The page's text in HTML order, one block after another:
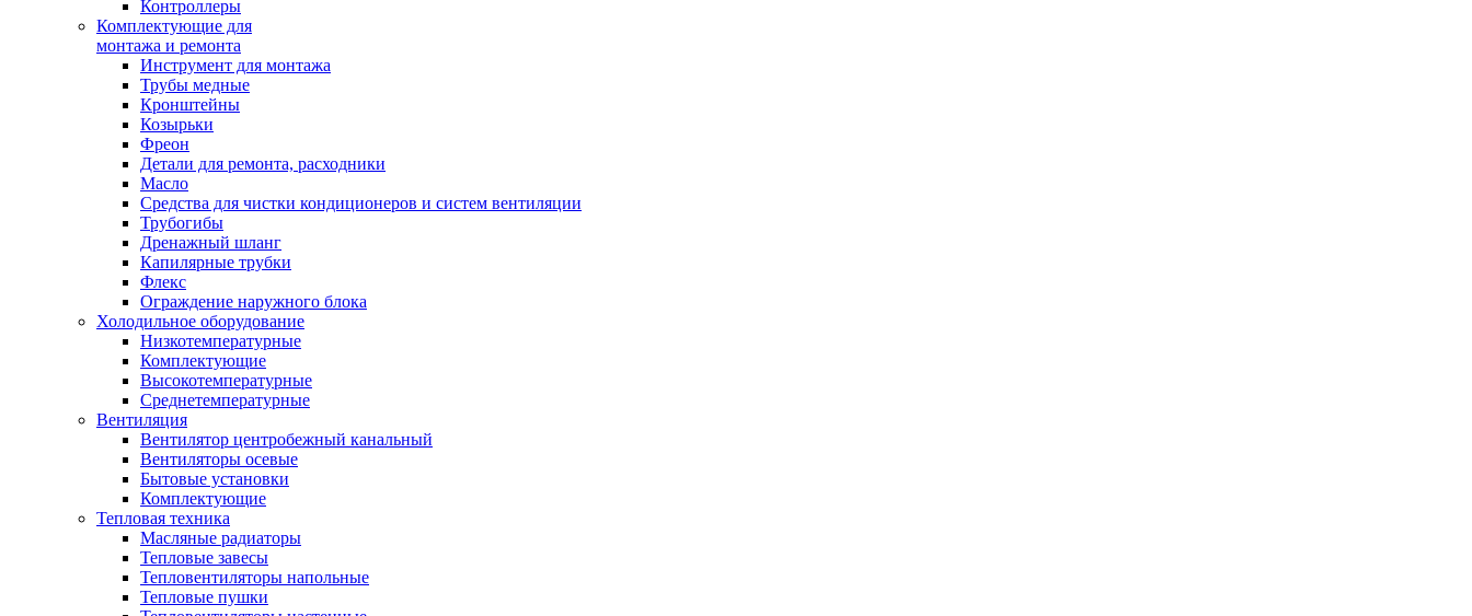
Контроллеры
Комплектующие для
монтажа и ремонта
Инструмент для монтажа
Трубы медные
Кронштейны
Козырьки
Фреон
Детали для ремонта, расходники
Масло
Средства для чистки кондиционеров и систем вентиляции
Трубогибы
Дренажный шланг
Капилярные трубки
Флекс
Ограждение наружного блока
Холодильное оборудование
Низкотемпературные
Комплектующие
Высокотемпературные
Среднетемпературные
Вентиляция
Вентилятор центробежный канальный
Вентиляторы осевые
Бытовые установки
Комплектующие
Тепловая техника
Масляные радиаторы
Тепловые завесы
Тепловентиляторы напольные
Тепловые пушки